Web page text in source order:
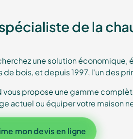
de la
une solution
de bois, et depuis 1997, l'un des
vous propose une gamme
actuel ou équiper votre maison
mon devis en ligne